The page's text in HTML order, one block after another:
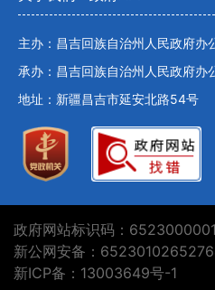
主办：昌吉回族自治州人民政府办
承办：昌吉回族自治州人民政府办
地址：新疆昌吉市延安北路54号
政府网站标识码：6523000001
新公网安备：
新ICP备：13003649号-1